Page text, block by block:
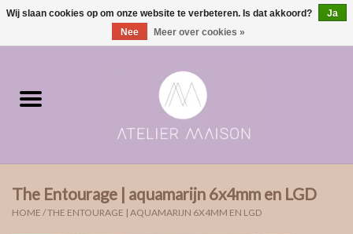
0 Artikelen - €0,00
Moments | verloving & geboorte
ONE of ONE
The Entourage | aquamarijn 6x4mm en LGD
HOME /THE ENTOURAGE | AQUAMARIJN 6X4MM EN LGD
Wij slaan cookies op om onze website te verbeteren. Is dat akkoord?
Ja
Nee
Meer over cookies »